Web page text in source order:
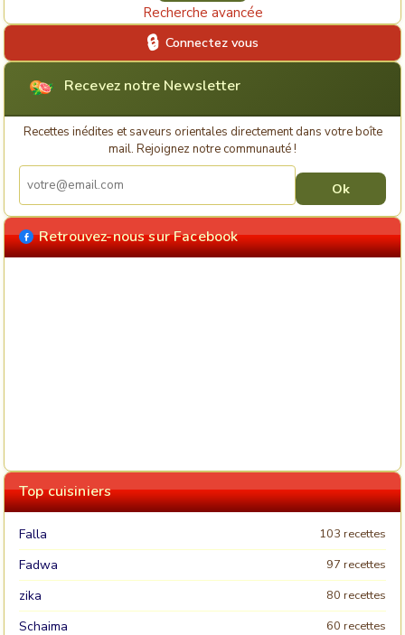
Recherche avancée
Connectez vous
Recevez notre Newsletter
Recettes inédites et saveurs orientales directement dans votre boîte
mail. Rejoignez notre communauté !
Retrouvez-nous sur Facebook
Top cuisiniers
Falla 103 recettes
Fadwa 97 recettes
zika 80 recettes
Schaima 60 recettes